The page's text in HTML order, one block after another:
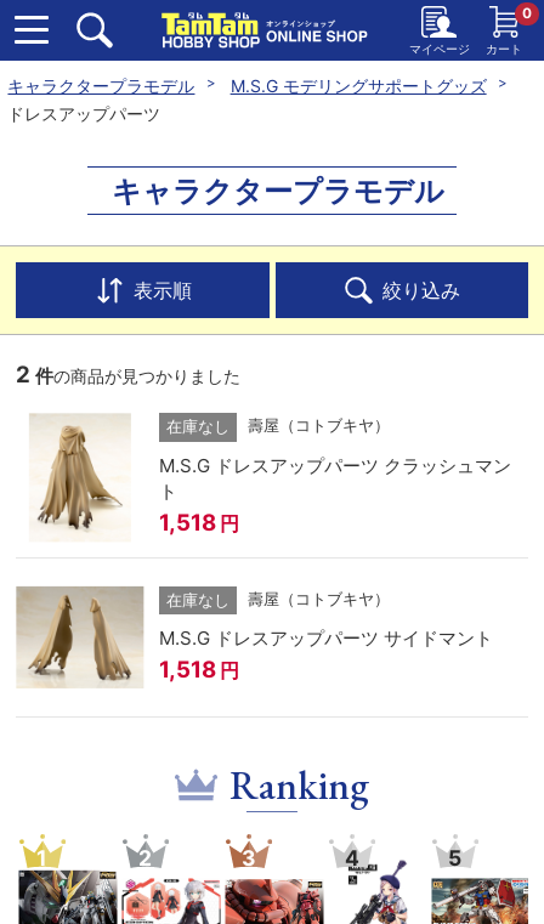
マイページ カート
0
キャラクタープラモデル
M.S.G モデリングサポートグッズ
ドレスアップパーツ
キャラクタープラモデル
表示順 絞り込み
2 件の商品が見つかりました
在庫なし 壽屋（コトブキヤ）
M.S.G ドレスアップパーツ クラッシュマン
ト
1,518 円
在庫なし 壽屋（コトブキヤ）
M.S.G ドレスアップパーツ サイドマント
1,518 円
Ranking
1 2 3 4 5